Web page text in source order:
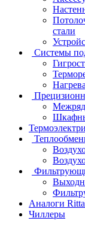
стали
Системы
Аналоги
Чиллеры